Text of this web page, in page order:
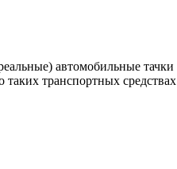
автомобильные
транспортных